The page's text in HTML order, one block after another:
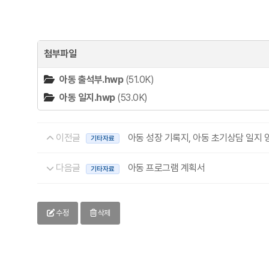
첨부파일
아동 출석부.hwp(51.0K)
아동 일지.hwp(53.0K)
이전글 기타자료 아동 성장 기록지, 아동 초기상담 일지
다음글 기타자료 아동 프로그램 계획서
수정 삭제